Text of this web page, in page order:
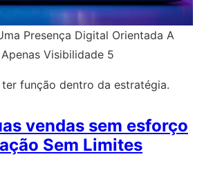
Presença Digital Orientada A
Visibilidade 5
função dentro da estratégia.
vendas sem esforço
Sem Limites